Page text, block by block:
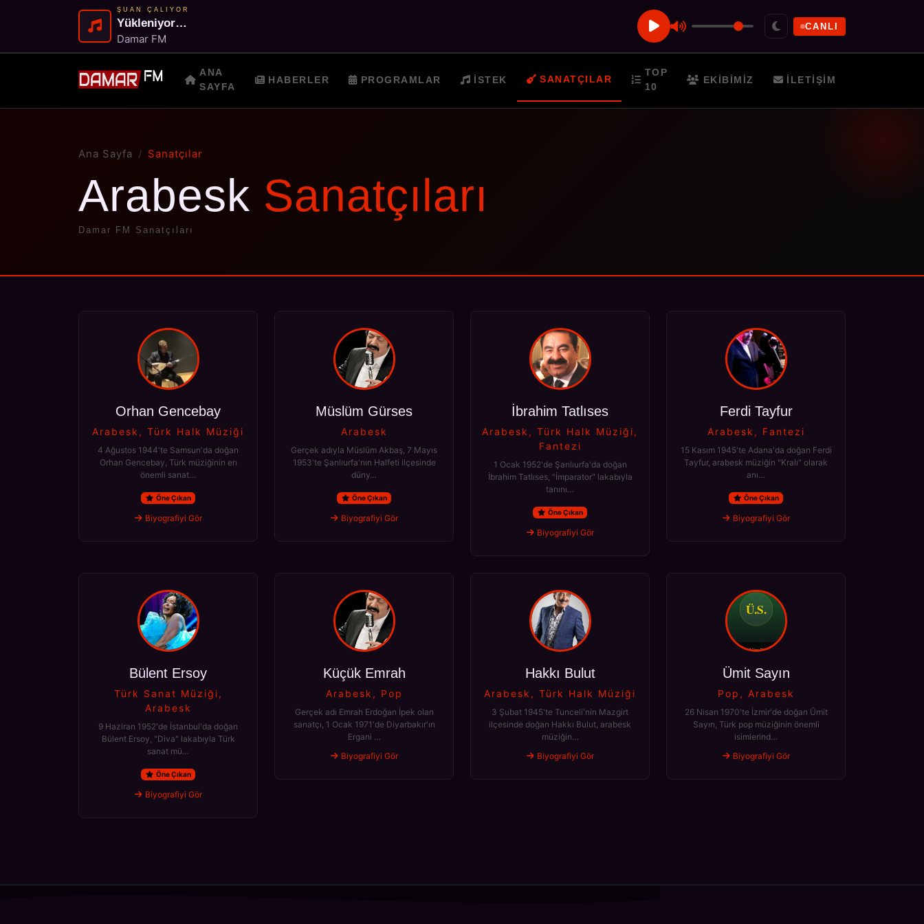
ŞUAN ÇALIYOR
Yükleniyor…
Damar FM
CANLI
ANA
SAYFA
HABERLER PROGRAMLAR İSTEK SANATÇILAR
TOP
10
EKIBIMIZ İLETIŞIM
Ana Sayfa Sanatçılar
Arabesk Sanatçıları
Damar FM Sanatçıları
Orhan Gencebay
Arabesk, Türk Halk Müziği
4 Ağustos 1944'te Samsun'da doğan
Orhan Gencebay, Türk müziğinin en
önemli sanat…
Öne Çıkan
Biyografiyi Gör
Müslüm Gürses
Arabesk
Gerçek adıyla Müslüm Akbaş, 7 Mayıs
1953'te Şanlıurfa'nın Halfeti ilçesinde
düny…
Öne Çıkan
Biyografiyi Gör
İbrahim Tatlıses
Arabesk, Türk Halk Müziği,
Fantezi
1 Ocak 1952'de Şanlıurfa'da doğan
İbrahim Tatlıses, "İmparator" lakabıyla
tanını…
Öne Çıkan
Biyografiyi Gör
Ferdi Tayfur
Arabesk, Fantezi
15 Kasım 1945'te Adana'da doğan Ferdi
Tayfur, arabesk müziğin "Kralı" olarak
anı…
Öne Çıkan
Biyografiyi Gör
Bülent Ersoy
Türk Sanat Müziği,
Arabesk
9 Haziran 1952'de İstanbul'da doğan
Bülent Ersoy, "Diva" lakabıyla Türk
sanat mü…
Öne Çıkan
Biyografiyi Gör
Küçük Emrah
Arabesk, Pop
Gerçek adı Emrah Erdoğan İpek olan
sanatçı, 1 Ocak 1971'de Diyarbakır'ın
Ergani …
Biyografiyi Gör
Hakkı Bulut
Arabesk, Türk Halk Müziği
3 Şubat 1945'te Tunceli'nin Mazgirt
ilçesinde doğan Hakkı Bulut, arabesk
müziğin…
Biyografiyi Gör
Ümit Sayın
Pop, Arabesk
26 Nisan 1970'te İzmir'de doğan Ümit
Sayın, Türk pop müziğinin önemli
isimlerind…
Biyografiyi Gör